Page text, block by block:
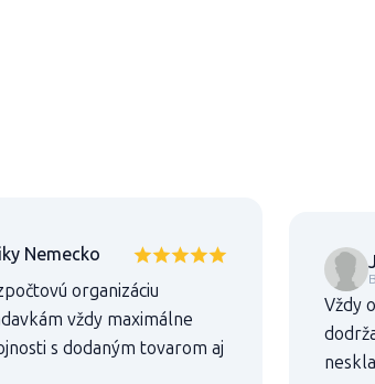
Nemecko
organizáciu
vždy maximálne
s dodaným tovarom aj
Vždy